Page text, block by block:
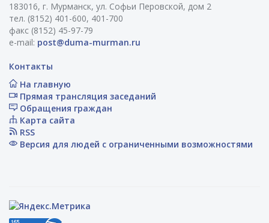
183016, г. Мурманск, ул. Софьи Перовской, дом 2
тел. (8152) 401-600, 401-700
факс (8152) 45-97-79
e-mail: post@duma-murman.ru
Контакты
На главную
Прямая трансляция заседаний
Обращения граждан
Карта сайта
RSS
Версия для людей с ограниченными возможностями